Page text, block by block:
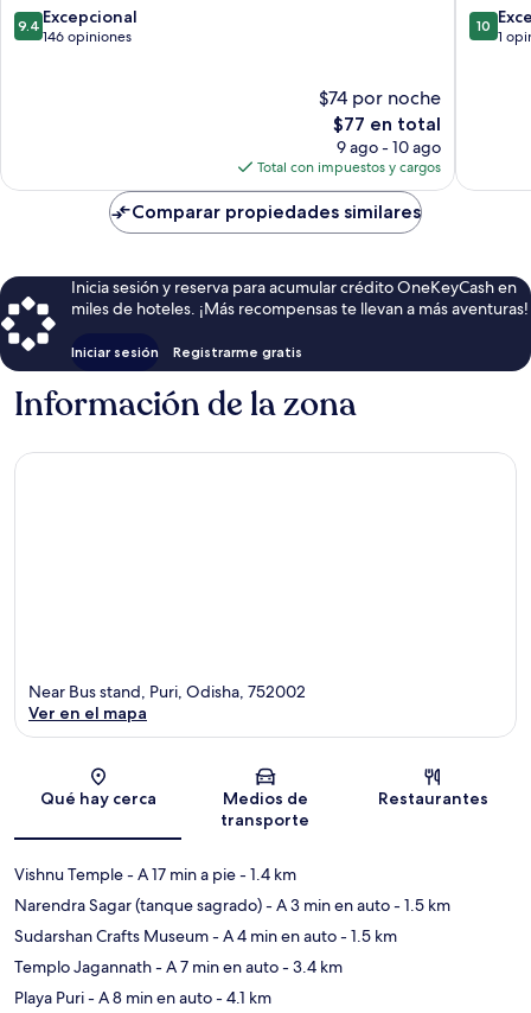
9.4
de
9.4 Excepcional
146 opiniones
$74 por noche
El
precio
actual
es
de
$77
$77 en total
9 ago - 10 ago
Total con impuestos y cargos
10.0
de
10
1
Comparar propiedades similares
Inicia sesión y reserva para acumular crédito OneKeyCash en
miles de hoteles. ¡Más recompensas te llevan a más aventuras!
Iniciar sesión Registrarme gratis
Información de la zona
Sección del mapa
Near Bus stand, Puri, Odisha, 752002
Ver en el mapa
Qué hay cerca
Medios de
transporte
Restaurantes
Vishnu Temple- A 17 min a pie- 1.4 km
Narendra Sagar (tanque sagrado)- A 3 min en auto- 1.5 km
Sudarshan Crafts Museum- A 4 min en auto- 1.5 km
Templo Jagannath- A 7 min en auto- 3.4 km
Playa Puri- A 8 min en auto- 4.1 km